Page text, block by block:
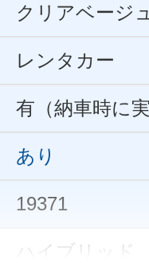
クリアベージ
レンタカー
有（納車時に
あり
19371
ハイブリッド